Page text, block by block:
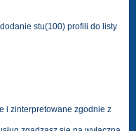
stu(100) profili do listy
i zinterpretowane zgodnie z